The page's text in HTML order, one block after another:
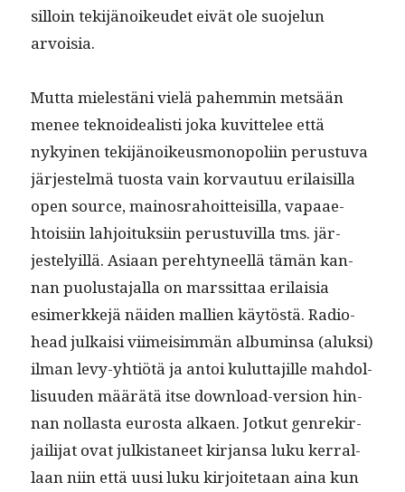
sil­loin tek­i­jänoikeudet eivät ole suo­jelun
arvoisia.
Mut­ta mielestäni vielä pahem­min met­sään
menee teknoide­al­isti joka kuvit­telee että
nykyi­nen tek­i­jänoikeusmo­nop­o­li­in perus­tu­va
jär­jestelmä tuos­ta vain kor­vau­tuu eri­laisil­la
open source, main­os­ra­hoit­teisil­la, vapaae­
htoisi­in lahjoituk­si­in perus­tuvil­la tms. jär­
jeste­ly­il­lä. Asi­aan pere­htyneel­lä tämän kan­
nan puo­lus­ta­jal­la on marssit­taa eri­laisia
esimerkke­jä näi­den mallien käytöstä. Radio­
head julka­isi viimeisim­män albu­min­sa (aluk­si)
ilman levy-yhtiötä ja antoi kulut­ta­jille mah­dol­
lisu­u­den määrätä itse down­load-ver­sion hin­
nan nol­las­ta eurosta alka­en. Jotkut gen­rekir­
jail­i­jat ovat julk­ista­neet kir­jansa luku ker­ral­
laan niin että uusi luku kir­joite­taan aina kun